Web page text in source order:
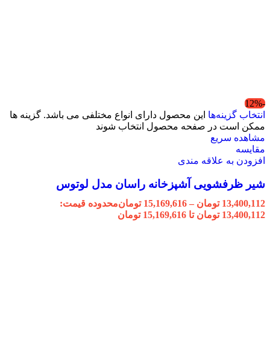
-12%
انتخاب گزینه‌ها این محصول دارای انواع مختلفی می باشد. گزینه ها
ممکن است در صفحه محصول انتخاب شوند
مشاهده سریع
مقایسه
افزودن به علاقه مندی
شیر ظرفشویی آشپزخانه راسان مدل لوتوس
13,400,112 تومان –
15,169,616 تومانمحدوده قیمت:
13,400,112 تومان تا 15,169,616 تومان